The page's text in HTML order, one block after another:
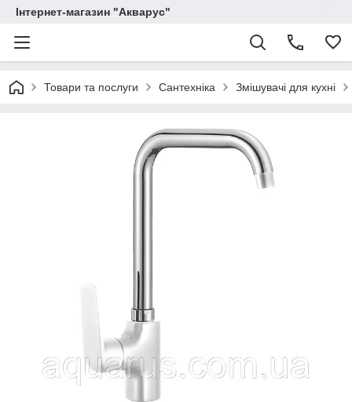
Інтернет-магазин "Акварус"
Товари та послуги Сантехніка Змішувачі для кухні